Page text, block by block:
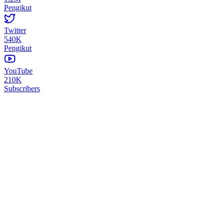
Pengikut
Twitter
540K
Pengikut
YouTube
210K
Subscribers